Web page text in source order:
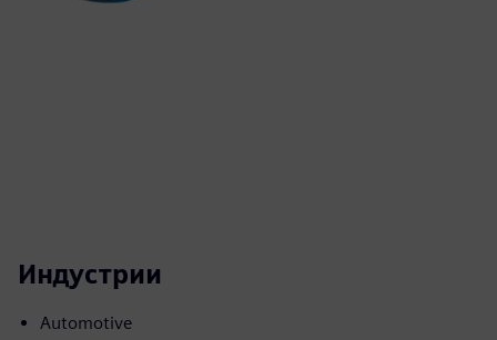
Индустрии
Automotive